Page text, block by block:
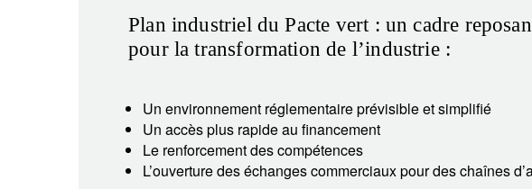
Plan industriel du Pacte vert : un cadre
pour la transformation de l’industrie :
Un environnement réglementaire prévisible et simplifié
Un accès plus rapide au financement
Le renforcement des compétences
L’ouverture des échanges commerciaux pour des chaînes